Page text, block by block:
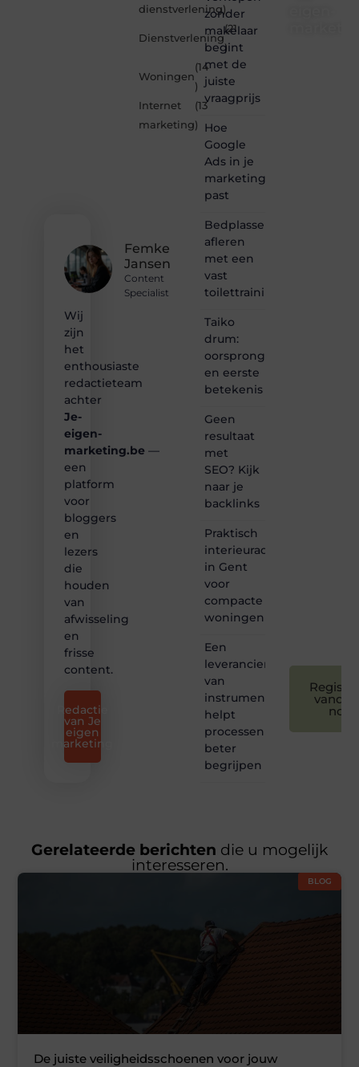
Femke
Jansen
Content
Specialist
Wij
zijn
het
enthousiaste
redactieteam
achter
Je-
eigen-
marketing.be —
een
platform
voor
bloggers
en
lezers
die
houden
van
afwisseling
en
frisse
content.
Redactie
van Je
eigen
marketing
dienstverlening)
Dienstverlening
(21
)
Woningen
(14
)
Internet
marketing
(13
)
zonder
makelaar
begint
met de
juiste
vraagprijs
Hoe
Google
Ads in je
marketingmix
past
Bedplassen
afleren
met een
vast
toilettrainingschema
Taiko
drum:
oorsprong
en eerste
betekenis
Geen
resultaat
met
SEO? Kijk
naar je
backlinks
Praktisch
interieuradvies
in Gent
voor
compacte
woningen
Een
leverancier
van
instrumentatie
helpt
processen
beter
begrijpen
nog
Gerelateerde berichten die u mogelijk
interesseren.
BLOG
De juiste veiligheidsschoenen voor jouw